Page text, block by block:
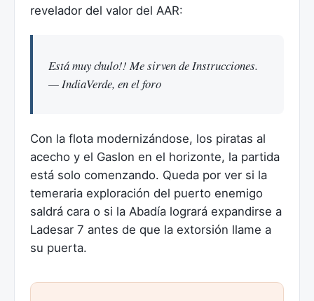
revelador del valor del AAR:
Está muy chulo!! Me sirven de Instrucciones.
— IndiaVerde, en el foro
Con la flota modernizándose, los piratas al
acecho y el Gaslon en el horizonte, la partida
está solo comenzando. Queda por ver si la
temeraria exploración del puerto enemigo
saldrá cara o si la Abadía logrará expandirse a
Ladesar 7 antes de que la extorsión llame a
su puerta.